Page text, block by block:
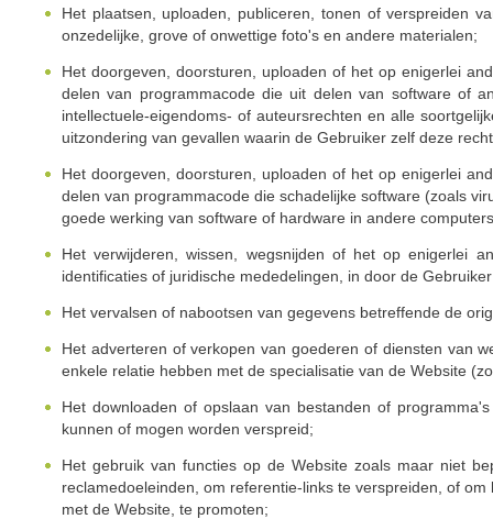
Het plaatsen, uploaden, publiceren, tonen of verspreiden
onzedelijke, grove of onwettige foto's en andere materialen;
Het doorgeven, doorsturen, uploaden of het op enigerlei
delen van programmacode die uit delen van software of
intellectuele-eigendoms- of auteursrechten en alle
uitzondering van gevallen waarin de Gebruiker zelf deze
Het doorgeven, doorsturen, uploaden of het op enigerlei
delen van programmacode die schadelijke software (zoals
goede werking van software of hardware in andere
Het verwijderen, wissen, wegsnijden of het op enigerlei
identificaties of juridische mededelingen, in door de
Het vervalsen of nabootsen van gegevens betreffende de
Het adverteren of verkopen van goederen of diensten van
enkele relatie hebben met de specialisatie van de Website
Het downloaden of opslaan van bestanden of
kunnen of mogen worden verspreid;
Het gebruik van functies op de Website zoals maar niet
reclamedoeleinden, om referentie-links te verspreiden, of
met de Website, te promoten;